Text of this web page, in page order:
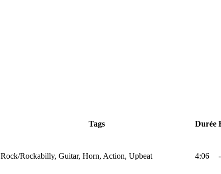
Tags Durée
Rock/Rockabilly, Guitar, Horn, Action, Upbeat 4:06 -